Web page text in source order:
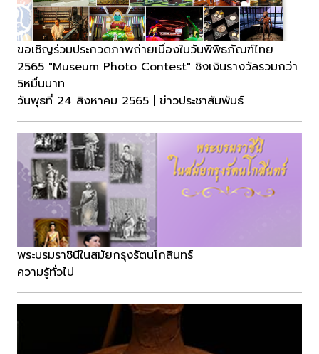
ขอเชิญร่วมประกวดภาพถ่ายเนื่องในวันพิพิธภัณฑ์ไทย
2565 "Museum Photo Contest" ชิงเงินรางวัลรวมกว่า
5หมื่นบาท
วันพุธที่ 24 สิงหาคม 2565 | ข่าวประชาสัมพันธ์
พระบรมราชินีในสมัยกรุงรัตนโกสินทร์
ความรู้ทั่วไป